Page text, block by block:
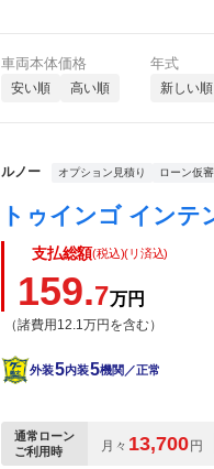
車両本体価格
安い順 高い順
年式
新しい順
ルノー オプション見積り ローン仮
支払総額(税込)(リ済込)
159.7万円
（諸費用12.1万円を含む）
外装5内装5機関／正常
通常ローン
ご利用時
月々 13,700円